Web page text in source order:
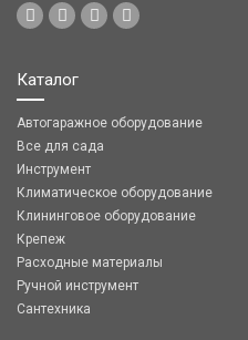
Каталог
Автогаражное оборудование
Все для сада
Инструмент
Климатическое оборудование
Клининговое оборудование
Крепеж
Расходные материалы
Ручной инструмент
Сантехника